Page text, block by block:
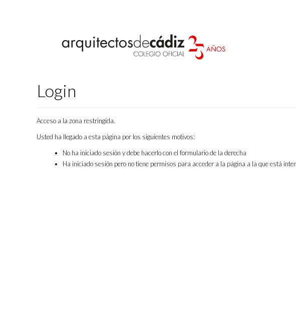
Login
Acceso a la zona restringida.
Usted ha llegado a esta página por los siguientes motivos:
No ha iniciado sesión y debe hacerlo con el formulario de la derecha
Ha iniciado sesión pero no tiene permisos para acceder a la página a la que está